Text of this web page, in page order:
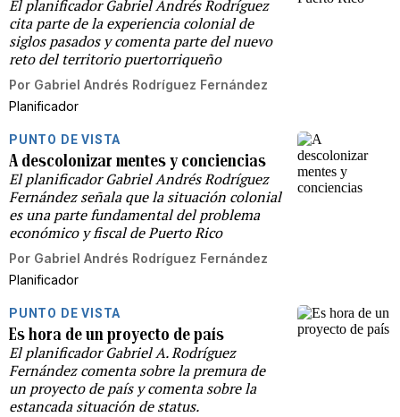
El planificador Gabriel Andrés Rodríguez
cita parte de la experiencia colonial de
siglos pasados y comenta parte del nuevo
reto del territorio puertorriqueño
Por Gabriel Andrés Rodríguez Fernández
Planificador
PUNTO DE VISTA
A descolonizar mentes y conciencias
El planificador Gabriel Andrés Rodríguez
Fernández señala que la situación colonial
es una parte fundamental del problema
económico y fiscal de Puerto Rico
Por Gabriel Andrés Rodríguez Fernández
Planificador
PUNTO DE VISTA
Es hora de un proyecto de país
El planificador Gabriel A. Rodríguez
Fernández comenta sobre la premura de
un proyecto de país y comenta sobre la
estancada situación de status.